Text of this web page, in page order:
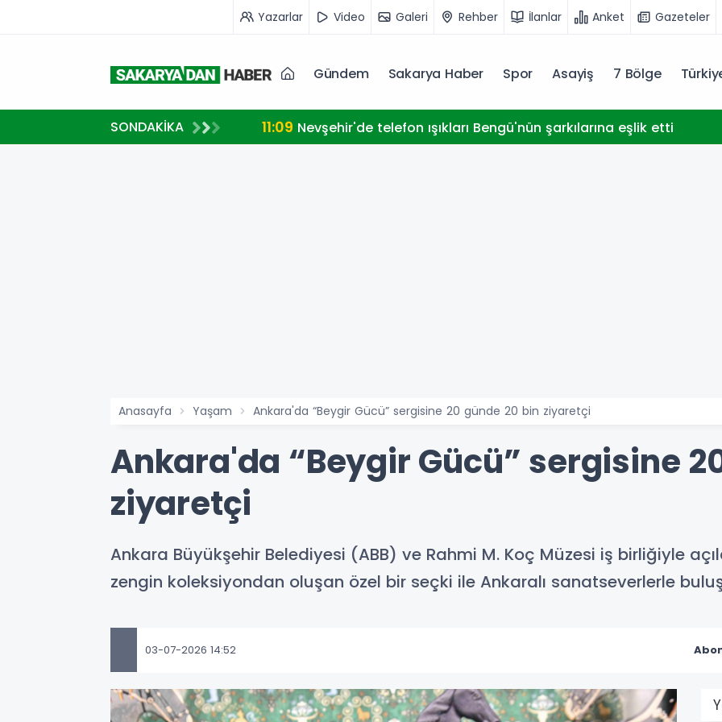
Yazarlar Video Galeri Rehber İlanlar Anket Gazeteler
Gündem Sakarya Haber Spor Asayiş 7 Bölge
SONDAKİKA 11:09 Nevşehir'de telefon ışıkları Bengü'nün şarkılarına eşlik etti
Anasayfa Yaşam Ankara'da “Beygir Gücü” sergisine 20 günde 20 bin ziyaretçi
Ankara'da “Beygir Gücü” sergisine
ziyaretçi
Ankara Büyükşehir Belediyesi (ABB) ve Rahmi M. Koç Müzesi iş birliğiyle
zengin koleksiyondan oluşan özel bir seçki ile Ankaralı sanatseverlerle
03-07-2026 14:52